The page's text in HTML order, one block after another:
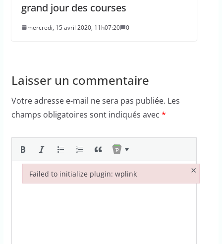
grand jour des courses
mercredi, 15 avril 2020, 11h07:20 0
Laisser un commentaire
Votre adresse e-mail ne sera pas publiée. Les
champs obligatoires sont indiqués avec *
Failed to initialize plugin: wplink ×
Failed to initialize plugin: wplink